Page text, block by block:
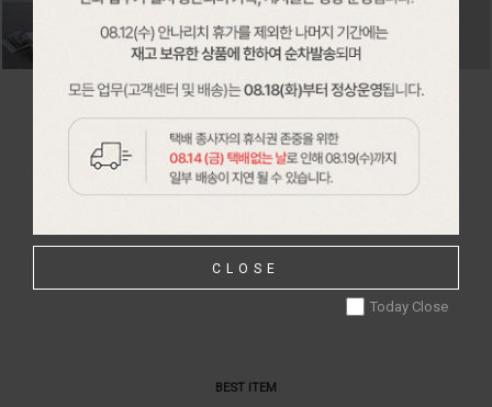
CLOSE
Today Close
디안 플리츠 세트..
블랑 밴딩 플라워..
MORE
BEST ITEM